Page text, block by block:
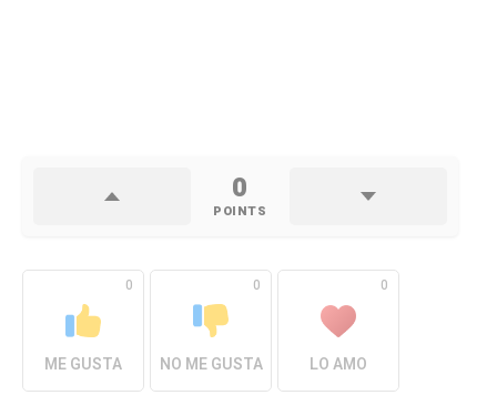
0
POINTS
0
ME GUSTA
0
NO ME GUSTA
0
LO AMO